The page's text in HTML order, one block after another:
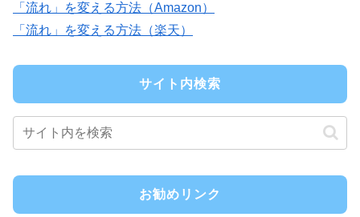
「流れ」を変える方法（Amazon）
「流れ」を変える方法（楽天）
サイト内検索
お勧めリンク